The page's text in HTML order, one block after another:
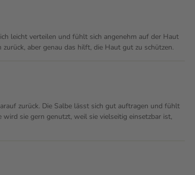
leicht verteilen und fühlt sich angenehm auf der Haut
aber genau das hilft, die Haut gut zu schützen.
zurück. Die Salbe lässt sich gut auftragen und fühlt
sie gern genutzt, weil sie vielseitig einsetzbar ist,